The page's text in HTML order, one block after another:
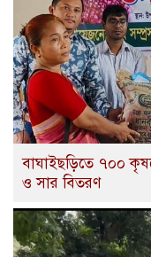
বাঘাইছড়িতে ৭০০
ও সার বিতরণ